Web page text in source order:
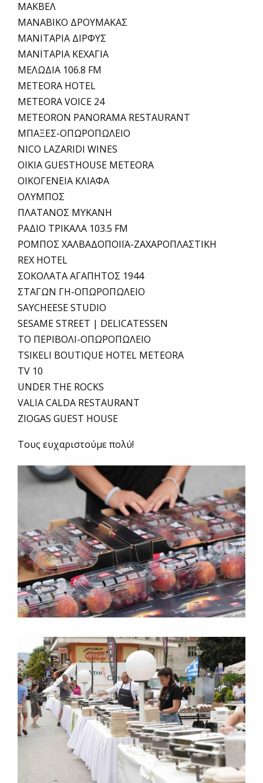
ΜΑΚΒΕΛ
ΜΑΝΑΒΙΚΟ ΔΡΟΥΜΑΚΑΣ
ΜΑΝΙΤΑΡΙΑ ΔΙΡΦΥΣ
ΜΑΝΙΤΑΡΙΑ ΚΕΧΑΓΙΑ
ΜΕΛΩΔΙΑ 106.8 FM
METEORA HOTEL
METEORA VOICE 24
METEORON PANORAMA RESTAURANT
ΜΠΑΞΕΣ-ΟΠΩΡΟΠΩΛΕΙΟ
NICO LAZARIDI WINES
OIKIA GUESTHOUSE METEORA
ΟΙΚΟΓΕΝΕΙΑ ΚΛΙΑΦΑ
ΟΛΥΜΠΟΣ
ΠΛΑΤΑΝΟΣ ΜΥΚΑΝΗ
ΡΑΔΙΟ ΤΡΙΚΑΛΑ 103.5 FM
ΡΟΜΠΟΣ ΧΑΛΒΑΔΟΠΟΙΪΑ-ΖΑΧΑΡΟΠΛΑΣΤΙΚΗ
REX HOTEL
ΣΟΚΟΛΑΤΑ ΑΓΑΠΗΤΟΣ 1944
ΣΤΑΓΩΝ ΓΗ-ΟΠΩΡΟΠΩΛΕΙΟ
SAYCHEESE STUDIO
SESAME STREET | DELICATESSEN
ΤΟ ΠΕΡΙΒΟΛΙ-ΟΠΩΡΟΠΩΛΕΙΟ
TSIKELI BOUTIQUE HOTEL METEORA
TV 10
UNDER THE ROCKS
VALIA CALDA RESTAURANT
ZIOGAS GUEST HOUSE
Τους ευχαριστούμε πολύ!